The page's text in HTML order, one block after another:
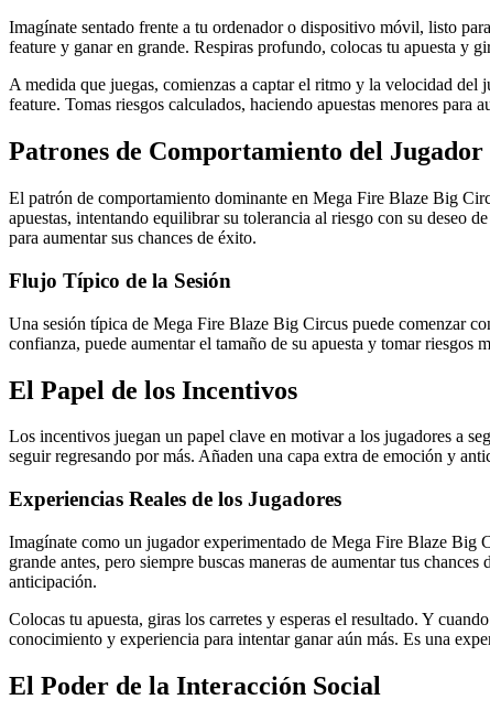
Imagínate sentado frente a tu ordenador o dispositivo móvil, listo
feature y ganar en grande. Respiras profundo, colocas tu apuesta y
A medida que juegas, comienzas a captar el ritmo y la velocidad del
feature. Tomas riesgos calculados, haciendo apuestas menores
Patrones de Comportamiento del Jugador
El patrón de comportamiento dominante en Mega Fire Blaze Big
apuestas, intentando equilibrar su tolerancia al riesgo con su deseo
para aumentar sus chances de éxito.
Flujo Típico de la Sesión
Una sesión típica de Mega Fire Blaze Big Circus puede comenzar
confianza, puede aumentar el tamaño de su apuesta y tomar
El Papel de los Incentivos
Los incentivos juegan un papel clave en motivar a los jugadores a
seguir regresando por más. Añaden una capa extra de emoción y
Experiencias Reales de los Jugadores
Imagínate como un jugador experimentado de Mega Fire Blaze Big
grande antes, pero siempre buscas maneras de aumentar tus
anticipación.
Colocas tu apuesta, giras los carretes y esperas el resultado. Y
conocimiento y experiencia para intentar ganar aún más. Es una
El Poder de la Interacción Social